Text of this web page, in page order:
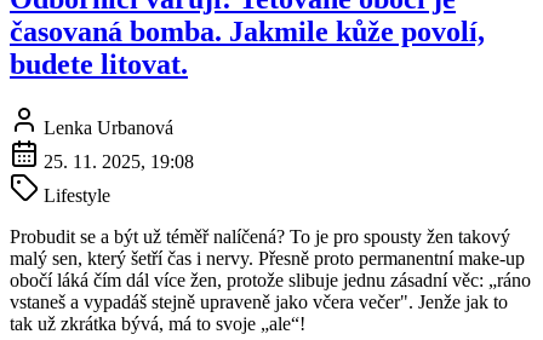
časovaná bomba. Jakmile kůže povolí,
budete litovat.
Lenka Urbanová
25. 11. 2025, 19:08
Lifestyle
Probudit se a být už téměř nalíčená? To je pro spousty žen takový
malý sen, který šetří čas i nervy. Přesně proto permanentní make-up
obočí láká čím dál více žen, protože slibuje jednu zásadní věc: „ráno
vstaneš a vypadáš stejně upraveně jako včera večer". Jenže jak to
tak už zkrátka bývá, má to svoje „ale“!